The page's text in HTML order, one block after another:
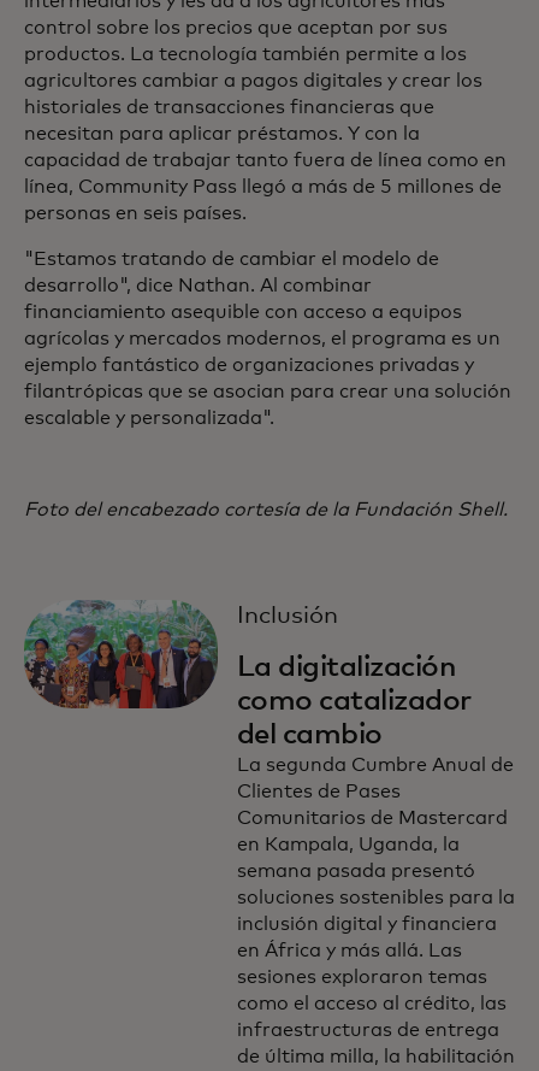
control sobre los precios que aceptan por sus
productos. La tecnología también permite a los
agricultores cambiar a pagos digitales y crear los
historiales de transacciones financieras que
necesitan para aplicar préstamos. Y con la
capacidad de trabajar tanto fuera de línea como en
línea, Community Pass llegó a más de 5 millones de
personas en seis países.
"Estamos tratando de cambiar el modelo de
desarrollo", dice Nathan. Al combinar
financiamiento asequible con acceso a equipos
agrícolas y mercados modernos, el programa es un
ejemplo fantástico de organizaciones privadas y
filantrópicas que se asocian para crear una solución
escalable y personalizada".
Foto del encabezado cortesía de la Fundación Shell.
Inclusión
La digitalización
como catalizador
del cambio
La segunda Cumbre Anual de
Clientes de Pases
Comunitarios de Mastercard
en Kampala, Uganda, la
semana pasada presentó
soluciones sostenibles para la
inclusión digital y financiera
en África y más allá. Las
sesiones exploraron temas
como el acceso al crédito, las
infraestructuras de entrega
de última milla, la habilitación